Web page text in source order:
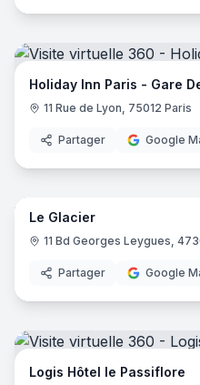
Holiday Inn Paris - Gare
11 Rue de Lyon, 75012 Paris
Partager Google
Le Glacier
11 Bd Georges Leygues,
Partager Google
Logis Hôtel le Passiflore